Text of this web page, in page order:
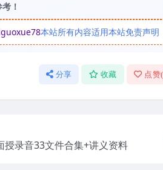
！
本站所有内容适用本站免责声明
分享 收藏 点赞(
授录音33文件合集+讲义资料